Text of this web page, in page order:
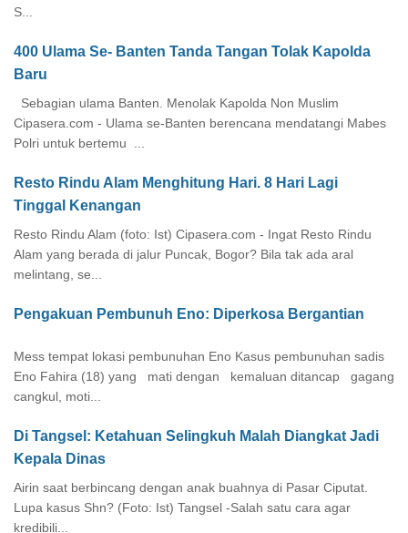
S...
400 Ulama Se- Banten Tanda Tangan Tolak Kapolda
Baru
Sebagian ulama Banten. Menolak Kapolda Non Muslim
Cipasera.com - Ulama se-Banten berencana mendatangi Mabes
Polri untuk bertemu ...
Resto Rindu Alam Menghitung Hari. 8 Hari Lagi
Tinggal Kenangan
Resto Rindu Alam (foto: Ist) Cipasera.com - Ingat Resto Rindu
Alam yang berada di jalur Puncak, Bogor? Bila tak ada aral
melintang, se...
Pengakuan Pembunuh Eno: Diperkosa Bergantian
Mess tempat lokasi pembunuhan Eno Kasus pembunuhan sadis
Eno Fahira (18) yang mati dengan kemaluan ditancap gagang
cangkul, moti...
Di Tangsel: Ketahuan Selingkuh Malah Diangkat Jadi
Kepala Dinas
Airin saat berbincang dengan anak buahnya di Pasar Ciputat.
Lupa kasus Shn? (Foto: Ist) Tangsel -Salah satu cara agar
kredibili...